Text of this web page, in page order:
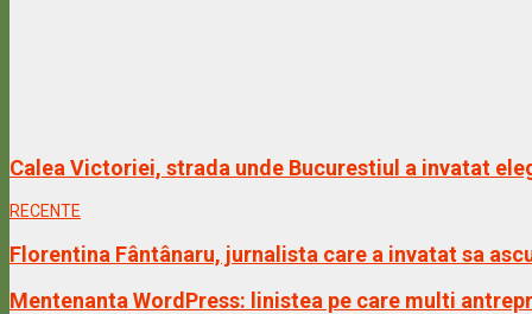
Calea Victoriei, strada unde Bucurestiul a invatat
RECENTE
Florentina Fântânaru, jurnalista care a invatat sa
Mentenanta WordPress: linistea pe care multi